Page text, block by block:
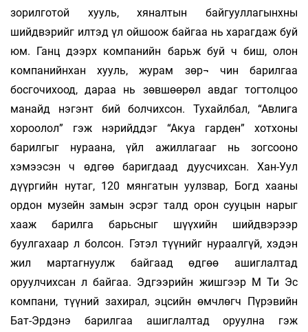
зорилготой хууль, хяналтын байгууллагынхны
шийдвэрийг илтэд үл ойшоож байгаа нь харагдаж буй
юм. Ганц дээрх компанийн барьж буй ч биш, олон
компанийнхан хууль, журам зөр¬ чин барилгаа
босгочихоод, дараа нь зөвшөөрөл авдаг тогтолцоо
манайд нэгэнт бий болчихсон. Тухайлбал, “Авлига
хороолол” гэж нэрийддэг “Акуа гарден” хотхоны
барилгыг нураана, үйл ажиллагааг нь зогсооно
хэмээсэн ч өдгөө баригдаад дуусчихсан. Хан-Уул
дүүргийн нутаг, 120 мянгатын уулзвар, Богд хааны
ордон музейн замын эсрэг талд орон сууцын нарыг
хааж барилга барьсныг шүүхийн шийдвэрээр
буулгахаар л болсон. Гэтэл түүнийг нураалгүй, хэдэн
жил мартагнуулж байгаад өдгөө ашиглалтад
оруулчихсан л байгаа. Эдгээрийн жишгээр М Ти Эс
компани, түүний захирал, эцсийн өмчлөгч Пүрэвийн
Бат-Эрдэнэ барилгаа ашиглалтад оруулна гэж